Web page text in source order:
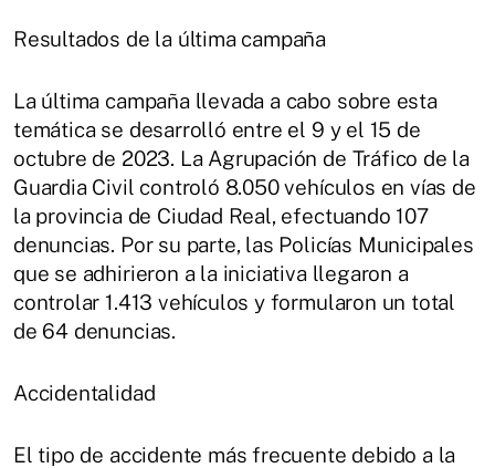
Resultados de la última campaña
La última campaña llevada a cabo sobre esta
temática se desarrolló entre el 9 y el 15 de
octubre de 2023. La Agrupación de Tráfico de la
Guardia Civil controló 8.050 vehículos en vías de
la provincia de Ciudad Real, efectuando 107
denuncias. Por su parte, las Policías Municipales
que se adhirieron a la iniciativa llegaron a
controlar 1.413 vehículos y formularon un total
de 64 denuncias.
Accidentalidad
El tipo de accidente más frecuente debido a la